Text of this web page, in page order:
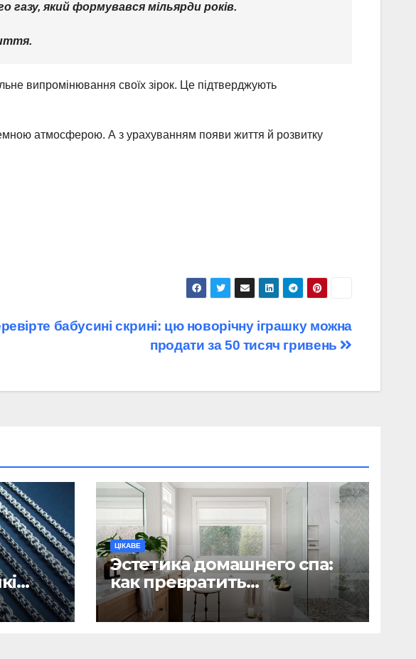
який формувався мільярди років.
випромінювання своїх зірок. Це підтверджують
атмосферою. А з урахуванням появи життя й розвитку
бабусині скрині: цю новорічну іграшку можна
продати за 50 тисяч гривень
ЦІКАВЕ
Эстетика домашнего спа:
как превратить
ежедневную гигиену в
восстанавливающий